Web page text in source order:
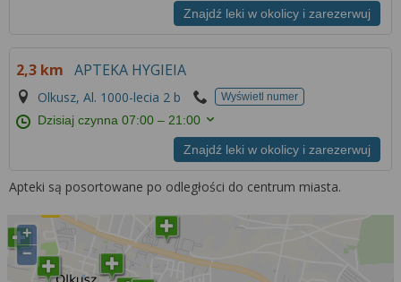
Znajdź leki w okolicy i zarezerwuj
2,3 km APTEKA HYGIEIA
Olkusz, Al. 1000-lecia 2 b Wyświetl numer
Dzisiaj czynna07:00 – 21:00
Znajdź leki w okolicy i zarezerwuj
Apteki są posortowane po odległości do centrum miasta.
+
−